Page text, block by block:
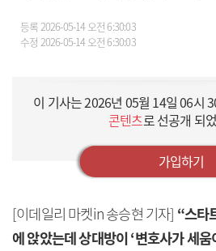
등록2026-05-14 오전 6:30:03
수정 2026-05-14 오전 6:30:03
이 기사는2026년 05월 14일 06시
콘텐츠로 선공개 되
가입하기
[이데일리 마켓in 송승현 기자] “스타
에 앉았는데 상대방이 ‘변호사가 세